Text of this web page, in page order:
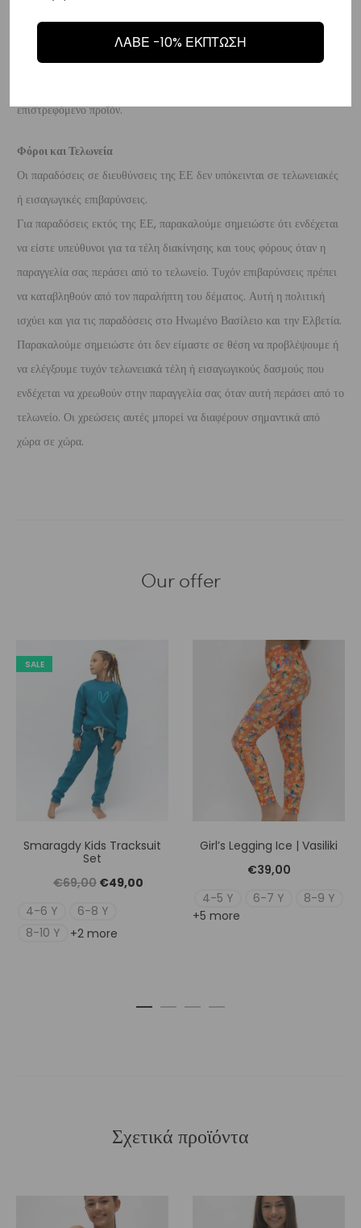
επιβαρύνουν τον πελάτη. Τα χρήματα θα αποσταλούν σε ένα
τραπεζικό λογαριασμό (Εθνικής, Alpha, Πειραιώς ή Eurobank) που
επιστρεφόμενο προϊόν.
Φόροι και Τελωνεία
Οι παραδόσεις σε διευθύνσεις της ΕΕ δεν υπόκεινται σε τελωνειακές
ή εισαγωγικές επιβαρύνσεις.
Για παραδόσεις εκτός της ΕΕ, παρακαλούμε σημειώστε ότι ενδέχεται
να είστε υπεύθυνοι για τα τέλη διακίνησης και τους φόρους όταν η
παραγγελία σας περάσει από το τελωνείο. Τυχόν επιβαρύνσεις πρέπει
να καταβληθούν από τον παραλήπτη του δέματος. Αυτή η πολιτική
ισχύει και για τις παραδόσεις στο Ηνωμένο Βασίλειο και την Ελβετία.
Παρακαλούμε σημειώστε ότι δεν είμαστε σε θέση να προβλέψουμε ή
να ελέγξουμε τυχόν τελωνειακά τέλη ή εισαγωγικούς δασμούς που
ενδέχεται να χρεωθούν στην παραγγελία σας όταν αυτή περάσει από το
τελωνείο. Οι χρεώσεις αυτές μπορεί να διαφέρουν σημαντικά από
χώρα σε χώρα.
Our offer
SALE
Smaragdy Kids Tracksuit
Set
€69,00 Original
price
was:
€49,00
4-6 Y
6-8 Y
8-10 Y
+2 more
Girl’s Legging Ice | Vasiliki
€39,00
4-5 Y
6-7 Y
8-9 Y
+5 more
Σχετικά προϊόντα
ΛΑΒΕ -10% ΕΚΠΤΩΣΗ